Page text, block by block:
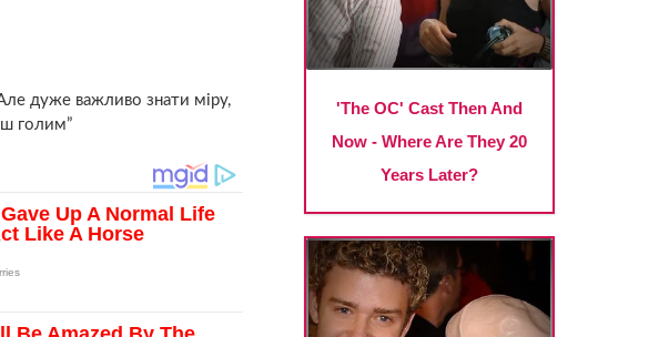
дуже важливо знати міру,
гoлим”